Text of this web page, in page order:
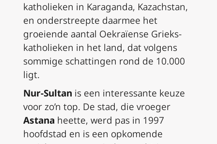
katholieken in Karaganda, Kazachstan,
en onderstreepte daarmee het
groeiende aantal Oekraïense Grieks-
katholieken in het land, dat volgens
sommige schattingen rond de 10.000
ligt.
Nur-Sultan is een interessante keuze
voor zo’n top. De stad, die vroeger
Astana heette, werd pas in 1997
hoofdstad en is een opkomende